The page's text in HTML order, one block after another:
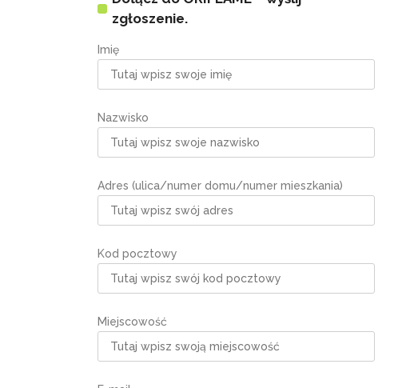
zgłoszenie.
Imię
Nazwisko
Adres (ulica/numer domu/numer mieszkania)
Kod pocztowy
Miejscowość